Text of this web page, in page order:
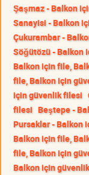
Şaşmaz - Balkon
Sanayisi - Balkon
Çukurambar -
Söğütözü - Balkon
Balkon için file,
file, Balkon için
için güvenlik filesi
filesi Beştepe -
Pursaklar - Balkon
Balkon için file,
file, Balkon için
Balkon için